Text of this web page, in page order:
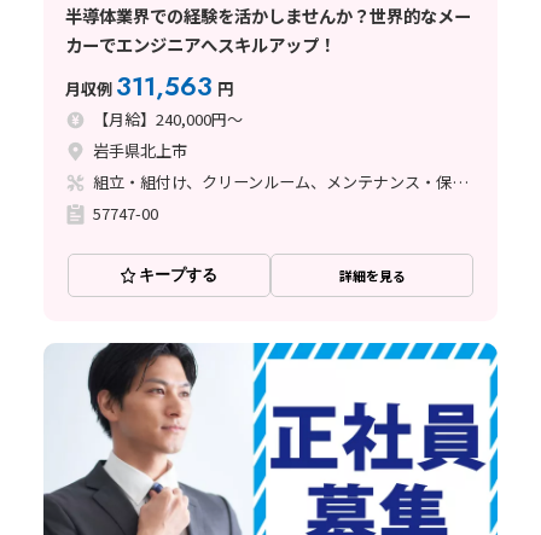
半導体業界での経験を活かしませんか？世界的なメー
カーでエンジニアへスキルアップ！
月収例 311,563 円
【月給】240,000円～
岩手県北上市
組立・組付け、クリーンルーム、メンテナンス・保全、立ち作業、その他
57747-00
キープする 詳細を見る